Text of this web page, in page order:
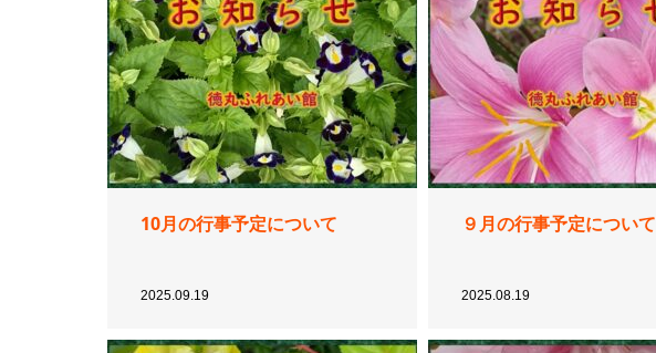
10月の行事予定について
2025.09.19
９月の行事予定について
2025.08.19